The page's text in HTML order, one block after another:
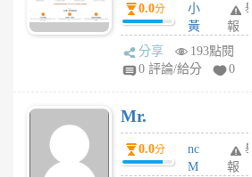
間貸款比較平台
體驗
0.0分
小
黃
蜂
1
舉
報
分享
193點閱
0 評論/給分
0
Mr.
0.0分
nc
M
舉
報